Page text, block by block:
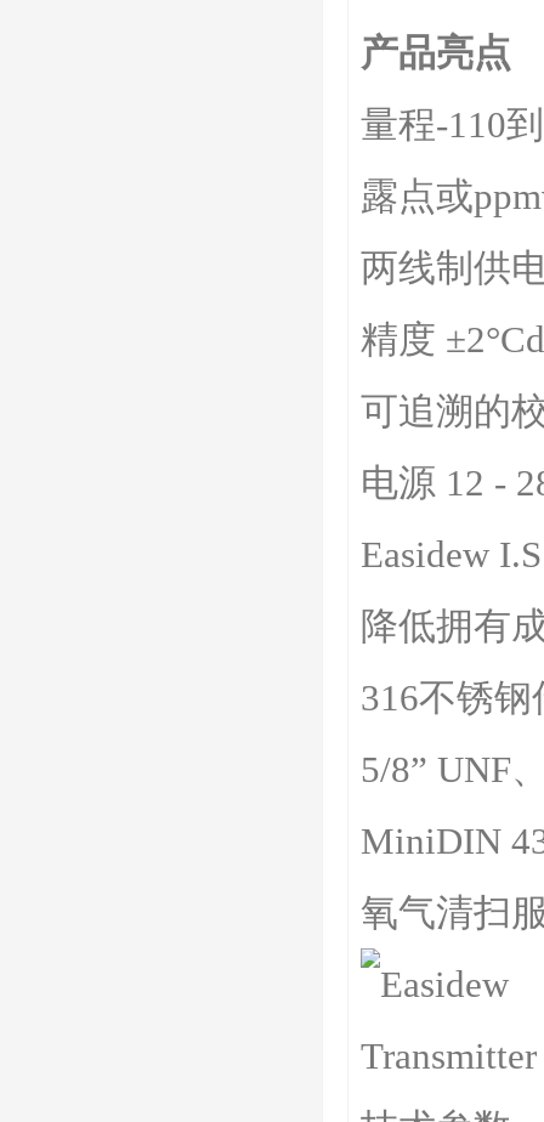
产品亮点
量程-110
露点或
两线制供
精度
可追溯的
电源 12 -
Easidew
降低拥有
316不锈
5/8” UNF
MiniDIN
氧气清扫